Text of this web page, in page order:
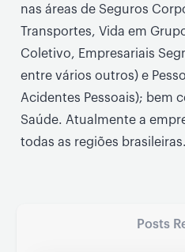
nas áreas de Seguros
Transportes, Vida em
Coletivo, Empresariais
entre vários outros) e
Acidentes Pessoais); bem
Saúde. Atualmente a
todas as regiões brasileiras.
Posts